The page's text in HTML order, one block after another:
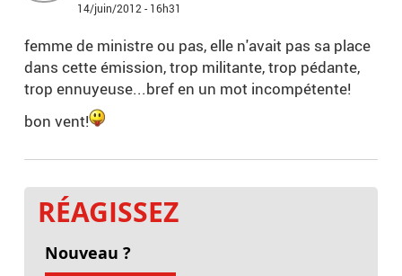
14/juin/2012 - 16h31
femme de ministre ou pas, elle n'avait pas sa place
dans cette émission, trop militante, trop pédante,
trop ennuyeuse...bref en un mot incompétente!
bon vent!
RÉAGISSEZ
Nouveau ?